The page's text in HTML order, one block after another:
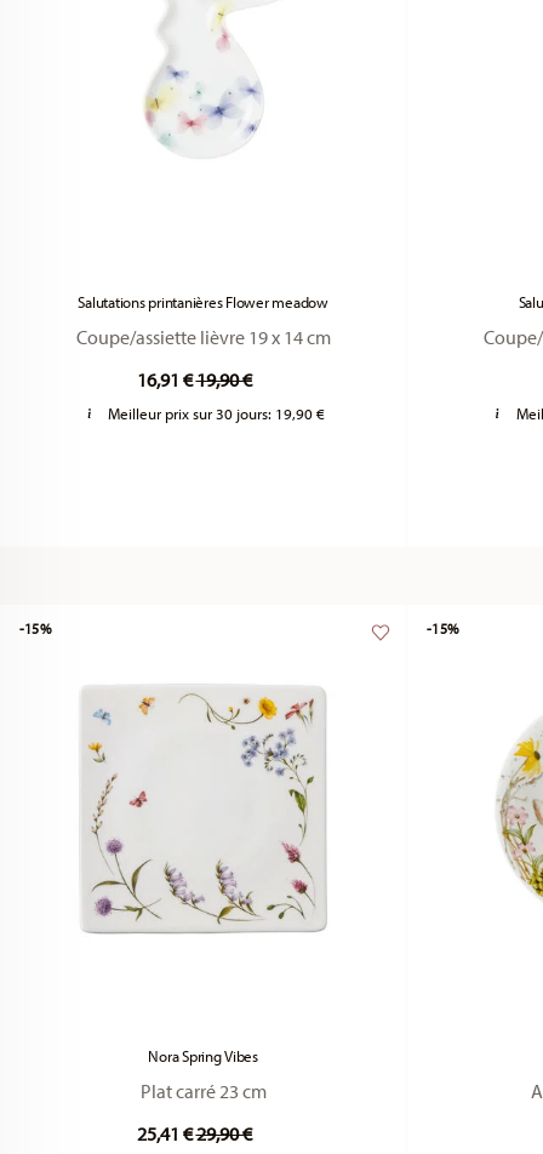
Salutations printanières Flower meadow
Coupe/assiette lièvre 19 x 14 cm
16,91 €Price reduced from
19,90 €to
Meilleur prix sur 30 jours: 19,90 €
Nora Spring Vibes
Plat carré 23 cm
25,41 €Price reduced from
29,90 €to
-15% -15%